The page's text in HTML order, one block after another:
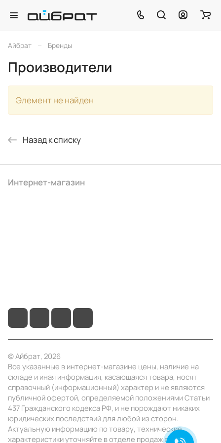
Айбрат – Бренды
Производители
Элемент не найден
Назад к списку
Интернет-магазин
© Айбрат, 2026
Все указанные в интернет-магазине цены, наличие на
складе и иная информация, касающаяся товара, носят
справочный (информационный) характер и не являются
публичной офертой, определяемой положениями Статьи
437 Гражданского кодекса РФ, и не порождают никаких
юридических последствий для любой из сторон.
Актуальную информацию по товару, технические
характеристики уточняйте в отделе продаж в день